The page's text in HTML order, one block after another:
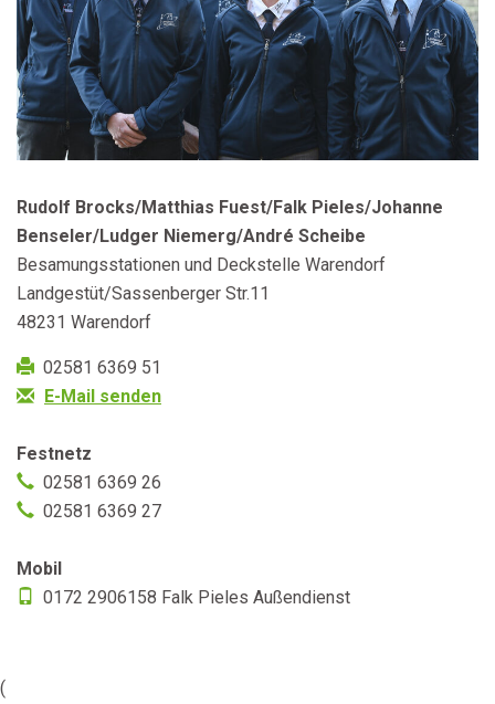
Rudolf Brocks/Matthias Fuest/Falk Pieles/Johanne
Benseler/Ludger Niemerg/André Scheibe
Besamungsstationen und Deckstelle Warendorf
Landgestüt/Sassenberger Str.11
48231 Warendorf
02581 6369 51
E-Mail senden
Festnetz
02581 6369 26
02581 6369 27
Mobil
0172 2906158 Falk Pieles Außendienst
(